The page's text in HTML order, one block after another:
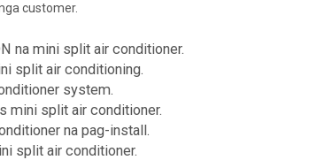
customer.
na mini split air conditioner.
split air conditioning.
system.
mini split air conditioner.
na pag-install.
split air conditioner.